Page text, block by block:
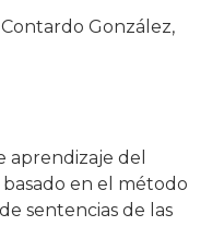
Contardo González,
aprendizaje del
en el método
sentencias de las